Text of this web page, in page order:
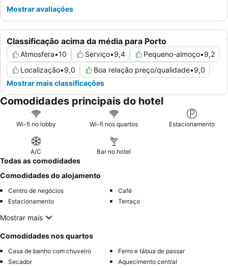
Classificação acima da média para Porto
Atmosfera•10 Serviço•9,4 Pequeno-almoço•9,2
Localização•9,0 Boa relação preço/qualidade•9,0
Mostrar mais classificações
Mostrar avaliações
Comodidades principais do hotel
Wi-fi no lobby Wi-fi nos quartos Estacionamento
A/C Bar no hotel
Todas as comodidades
Comodidades do alojamento
Centro de negócios
Café
Estacionamento
Terraço
Mostrar mais
Comodidades nos quartos
Casa de banho com chuveiro
Ferro e tábua de passar
Secador
Aquecimento central